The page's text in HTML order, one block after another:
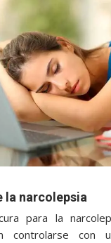
la narcolepsia
para la
controlarse con